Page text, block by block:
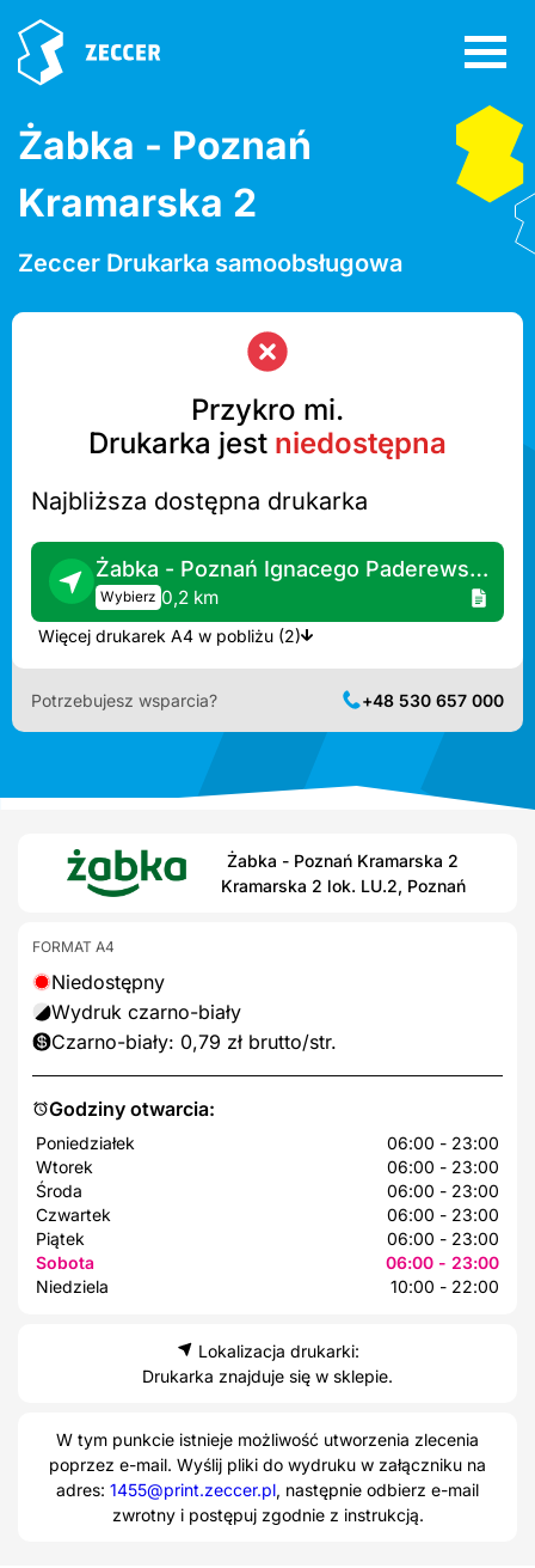
Żabka - Poznań
Kramarska 2
Zeccer Drukarka samoobsługowa
Przykro mi.
Drukarka jest niedostępna
Najbliższa dostępna drukarka
Żabka - Poznań Ignacego Paderewskiego 6
Wybierz 0,2 km
Więcej drukarek A4 w pobliżu (2)
Potrzebujesz wsparcia? +48 530 657 000
Żabka - Poznań Kramarska 2
Kramarska 2 lok. LU.2, Poznań
Godziny otwarcia:
Poniedziałek
06:00 - 23:00
Wtorek
06:00 - 23:00
Środa
06:00 - 23:00
Czwartek
06:00 - 23:00
Piątek
06:00 - 23:00
Sobota
06:00 - 23:00
Niedziela
10:00 - 22:00
FORMAT A4
Niedostępny
Wydruk czarno-biały
Czarno-biały: 0,79 zł brutto/str.
Lokalizacja drukarki:
Drukarka znajduje się w sklepie.
W tym punkcie istnieje możliwość utworzenia zlecenia
poprzez e-mail. Wyślij pliki do wydruku w załączniku na
adres: 1455@print.zeccer.pl, następnie odbierz e-mail
zwrotny i postępuj zgodnie z instrukcją.